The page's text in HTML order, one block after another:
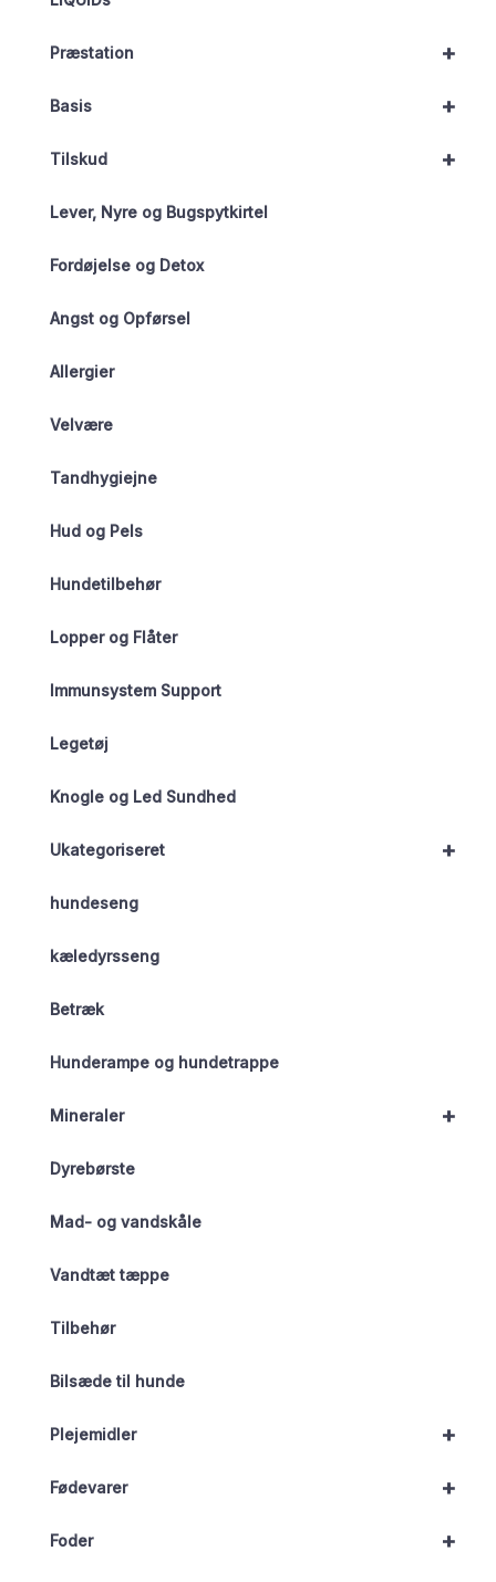
+
Præstation
+
Basis
+
Tilskud
Lever, Nyre og Bugspytkirtel
Fordøjelse og Detox
Angst og Opførsel
Allergier
Velvære
Tandhygiejne
Hud og Pels
Hundetilbehør
Lopper og Flåter
Immunsystem Support
Legetøj
Knogle og Led Sundhed
+
Ukategoriseret
hundeseng
kæledyrsseng
Betræk
Hunderampe og hundetrappe
+
Mineraler
Dyrebørste
Mad- og vandskåle
Vandtæt tæppe
Tilbehør
Bilsæde til hunde
+
Plejemidler
+
Fødevarer
+
Foder